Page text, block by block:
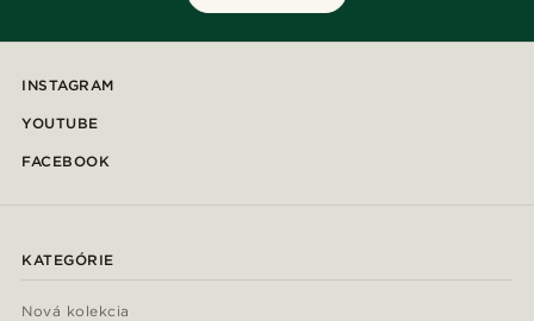
INSTAGRAM
YOUTUBE
FACEBOOK
KATEGÓRIE
Nová kolekcia